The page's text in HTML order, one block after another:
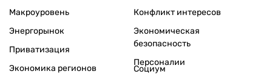
Макроуровень
Энергорынок
Приватизация
Экономика регионов
Конфликт интересов
Экономическая
безопасность
Персоналии
Социум